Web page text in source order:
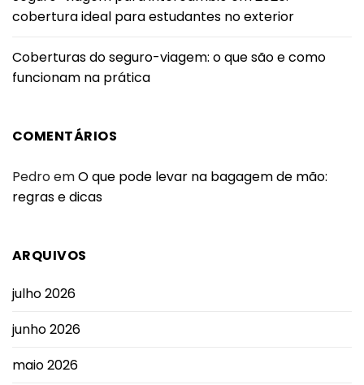
cobertura ideal para estudantes no exterior
Coberturas do seguro-viagem: o que são e como
funcionam na prática
COMENTÁRIOS
PedroemO que pode levar na bagagem de mão:
regras e dicas
ARQUIVOS
julho 2026
junho 2026
maio 2026